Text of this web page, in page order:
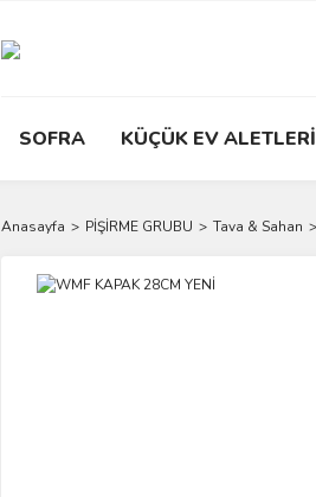
SOFRA KÜÇÜK EV ALETLERİ
Anasayfa PİŞİRME GRUBU Tava & Sahan